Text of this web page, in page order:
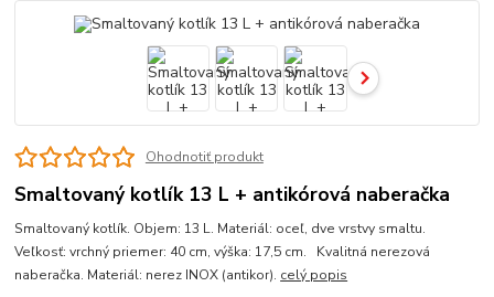
Ohodnotiť produkt
Smaltovaný kotlík 13 L + antikórová naberačka
Smaltovaný kotlík. Objem: 13 L. Materiál: oceľ, dve vrstvy smaltu.
Veľkosť: vrchný priemer: 40 cm, výška: 17,5 cm. Kvalitná nerezová
naberačka. Materiál: nerez INOX (antikor). celý popis